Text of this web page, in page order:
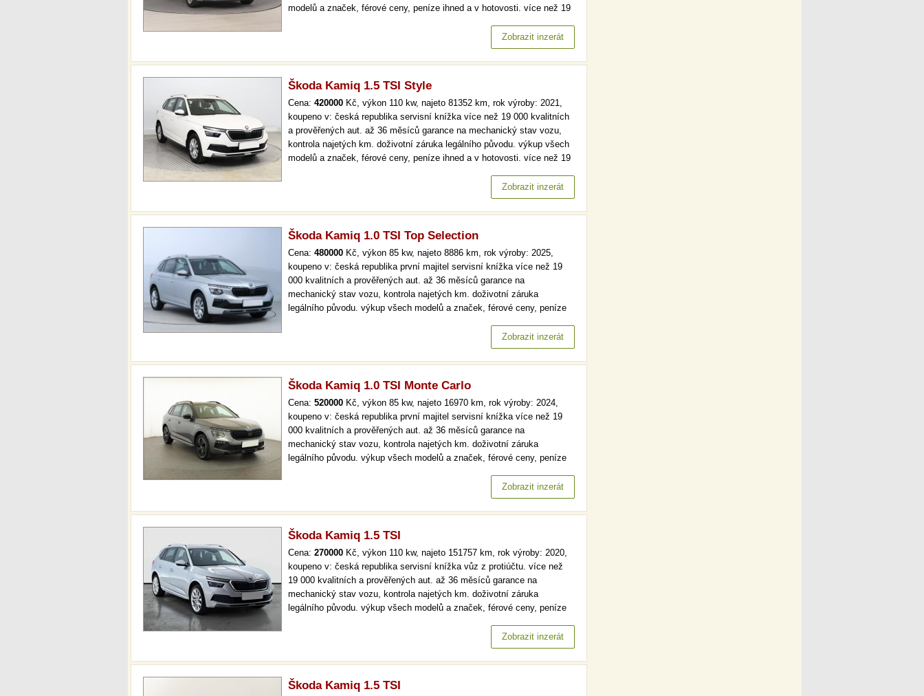
modelů a značek, férové ceny, peníze ihned a v hotovosti. více než 19
mechanický stav vozu, kontrola najetých km. doživotní záruka…
Zobrazit inzerát
Škoda Kamiq 1.5 TSI Style
Cena: 420000 Kč, výkon 110 kw, najeto 81352 km, rok výroby: 2021,
koupeno v: česká republika servisní knížka více než 19 000 kvalitních
a prověřených aut. až 36 měsíců garance na mechanický stav vozu,
kontrola najetých km. doživotní záruka legálního původu. výkup všech
modelů a značek, férové ceny, peníze ihned a v hotovosti. více než 19
mechanický stav vozu, kontrola najetých km. doživotní záruka…
Zobrazit inzerát
Škoda Kamiq 1.0 TSI Top Selection
Cena: 480000 Kč, výkon 85 kw, najeto 8886 km, rok výroby: 2025,
koupeno v: česká republika první majitel servisní knížka více než 19
000 kvalitních a prověřených aut. až 36 měsíců garance na
mechanický stav vozu, kontrola najetých km. doživotní záruka
legálního původu. výkup všech modelů a značek, férové ceny, peníze
36 měsíců garance na mechanický stav vozu, kontrola najetých km.…
Zobrazit inzerát
Škoda Kamiq 1.0 TSI Monte Carlo
Cena: 520000 Kč, výkon 85 kw, najeto 16970 km, rok výroby: 2024,
koupeno v: česká republika první majitel servisní knížka více než 19
000 kvalitních a prověřených aut. až 36 měsíců garance na
mechanický stav vozu, kontrola najetých km. doživotní záruka
legálního původu. výkup všech modelů a značek, férové ceny, peníze
36 měsíců garance na mechanický stav vozu, kontrola najetých km.…
Zobrazit inzerát
Škoda Kamiq 1.5 TSI
Cena: 270000 Kč, výkon 110 kw, najeto 151757 km, rok výroby: 2020,
koupeno v: česká republika servisní knížka vůz z protiúčtu. více než
19 000 kvalitních a prověřených aut. až 36 měsíců garance na
mechanický stav vozu, kontrola najetých km. doživotní záruka
legálního původu. výkup všech modelů a značek, férové ceny, peníze
kvalitních a prověřených aut. až 36 měsíců garance na mechanický
Zobrazit inzerát
Škoda Kamiq 1.5 TSI